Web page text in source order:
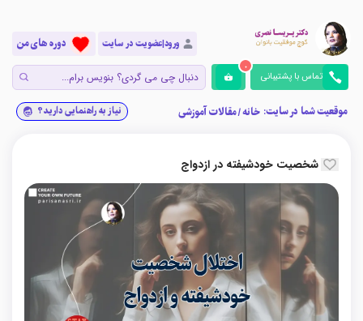
ورود|عضویت در سایت دوره های من
تماس با پشتیبانی
0
موقعیت شما در سایت: خانه/مقالات آموزشی نیاز به راهنمایی دارید؟
شخصیت خودشیفته در ازدواج